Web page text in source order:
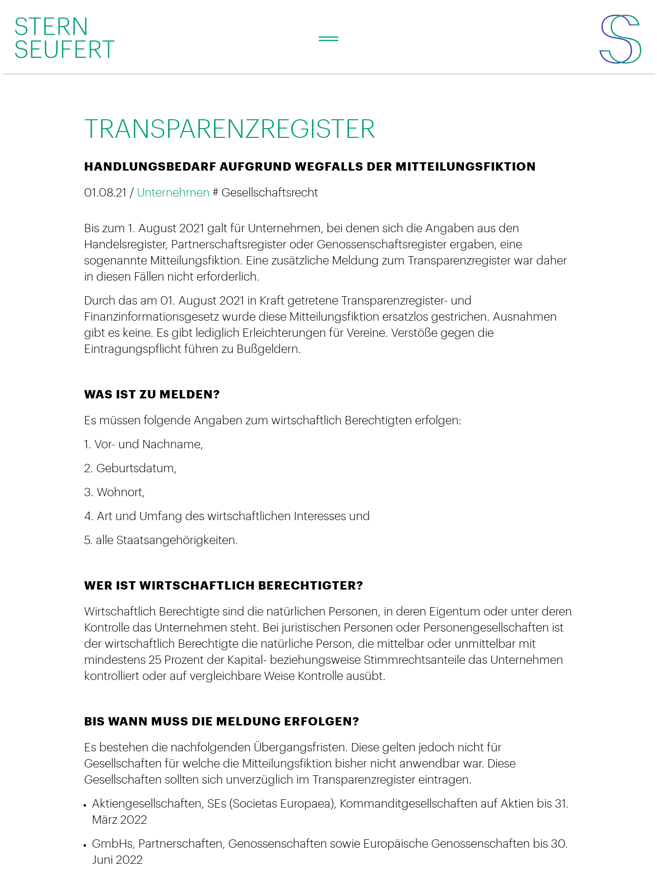
TRANSPARENZREGISTER
HANDLUNGSBEDARF AUFGRUND WEGFALLS DER MITTEILUNGSFIKTION
01.08.21 / Unternehmen # Gesellschaftsrecht
Bis zum 1. August 2021 galt für Unternehmen, bei denen sich die Angaben aus den
Handelsregister, Partnerschaftsregister oder Genossenschaftsregister ergaben, eine
sogenannte Mitteilungsfiktion. Eine zusätzliche Meldung zum Transparenzregister war daher
in diesen Fällen nicht erforderlich.
Durch das am 01. August 2021 in Kraft getretene Transparenzregister- und
Finanzinformationsgesetz wurde diese Mitteilungsfiktion ersatzlos gestrichen. Ausnahmen
gibt es keine. Es gibt lediglich Erleichterungen für Vereine. Verstöße gegen die
Eintragungspflicht führen zu Bußgeldern.
WAS IST ZU MELDEN?
Es müssen folgende Angaben zum wirtschaftlich Berechtigten erfolgen:
1. Vor- und Nachname,
2. Geburtsdatum,
3. Wohnort,
4. Art und Umfang des wirtschaftlichen Interesses und
5. alle Staatsangehörigkeiten.
WER IST WIRTSCHAFTLICH BERECHTIGTER?
Wirtschaftlich Berechtigte sind die natürlichen Personen, in deren Eigentum oder unter deren
Kontrolle das Unternehmen steht. Bei juristischen Personen oder Personengesellschaften ist
der wirtschaftlich Berechtigte die natürliche Person, die mittelbar oder unmittelbar mit
mindestens 25 Prozent der Kapital- beziehungsweise Stimmrechtsanteile das Unternehmen
kontrolliert oder auf vergleichbare Weise Kontrolle ausübt.
BIS WANN MUSS DIE MELDUNG ERFOLGEN?
Es bestehen die nachfolgenden Übergangsfristen. Diese gelten jedoch nicht für
Gesellschaften für welche die Mitteilungsfiktion bisher nicht anwendbar war. Diese
Gesellschaften sollten sich unverzüglich im Transparenzregister eintragen.
Aktiengesellschaften, SEs (Societas Europaea), Kommanditgesellschaften auf Aktien bis 31.
März 2022
GmbHs, Partnerschaften, Genossenschaften sowie Europäische Genossenschaften bis 30.
Juni 2022